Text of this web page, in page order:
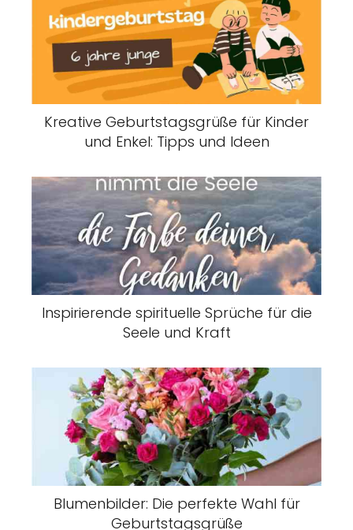
Kreative Geburtstagsgrüße für Kinder
und Enkel: Tipps und Ideen
Inspirierende spirituelle Sprüche für die
Seele und Kraft
Blumenbilder: Die perfekte Wahl für
Geburtstagsgrüße